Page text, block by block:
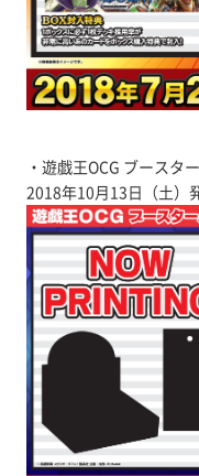
・遊戯王OCG ブースタ
2018年10月13日（土）